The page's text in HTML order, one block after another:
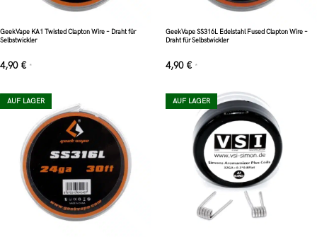
GeekVape KA1 Twisted Clapton Wire – Draht für
Selbstwickler
4,90 € *
GeekVape SS316L Edelstahl Fused Clapton Wire –
Draht für Selbstwickler
4,90 € *
AUF LAGER AUF LAGER